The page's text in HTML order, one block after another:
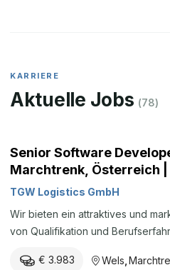
KARRIERE
Aktuelle Jobs (78)
Senior Software
Marchtrenk, Österreich
Entwicklung / Software /
TGW Logistics GmbH
Wir bieten ein attraktives und
von Qualifikation und
Vollzeitbeschäftigung beträgt pro
€ 3.983 Wels